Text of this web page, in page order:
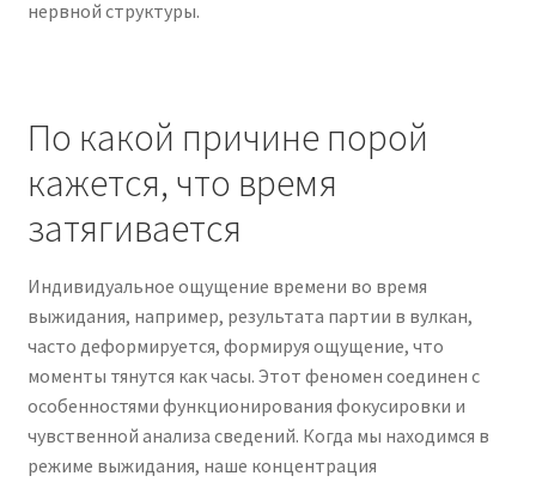
нервной структуры.
По какой причине порой
кажется, что время
затягивается
Индивидуальное ощущение времени во время
выжидания, например, результата партии в вулкан,
часто деформируется, формируя ощущение, что
моменты тянутся как часы. Этот феномен соединен с
особенностями функционирования фокусировки и
чувственной анализа сведений. Когда мы находимся в
режиме выжидания, наше концентрация